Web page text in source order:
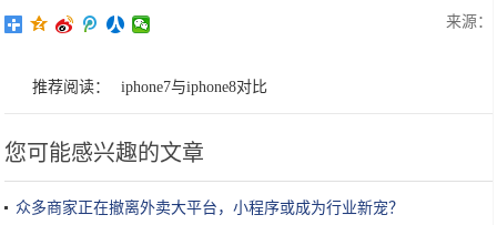
来源：
推荐阅读： iphone7与iphone8对比
您可能感兴趣的文章
众多商家正在撤离外卖大平台，小程序或成为行业新宠？